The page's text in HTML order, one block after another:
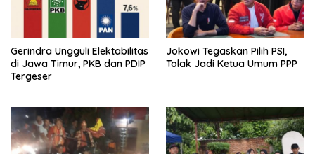
Gerindra Ungguli Elektabilitas
di Jawa Timur, PKB dan PDIP
Tergeser
Jokowi Tegaskan Pilih PSI,
Tolak Jadi Ketua Umum PPP